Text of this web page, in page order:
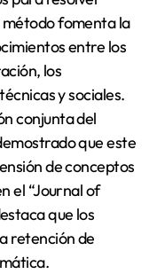
fomenta la
entre los
los
y sociales.
conjunta del
que este
de conceptos
el “Journal of
que los
retención de